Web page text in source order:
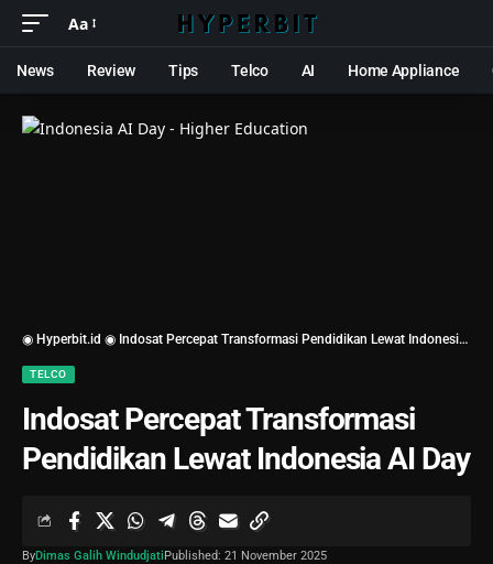
Aa
News Review Tips Telco AI Home Appliance
◉ Hyperbit.id ◉ Indosat Percepat Transformasi Pendidikan Lewat Indonesia AI Day
TELCO
Indosat Percepat Transformasi
Pendidikan Lewat Indonesia AI Day
ByDimas Galih WindudjatiPublished: 21 November 2025